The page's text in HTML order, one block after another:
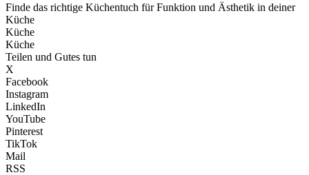
Finde das richtige Küchentuch für Funktion und Ästhetik in deiner
Küche
Küche
Küche
Teilen und Gutes tun
X
Facebook
Instagram
LinkedIn
YouTube
Pinterest
TikTok
Mail
RSS